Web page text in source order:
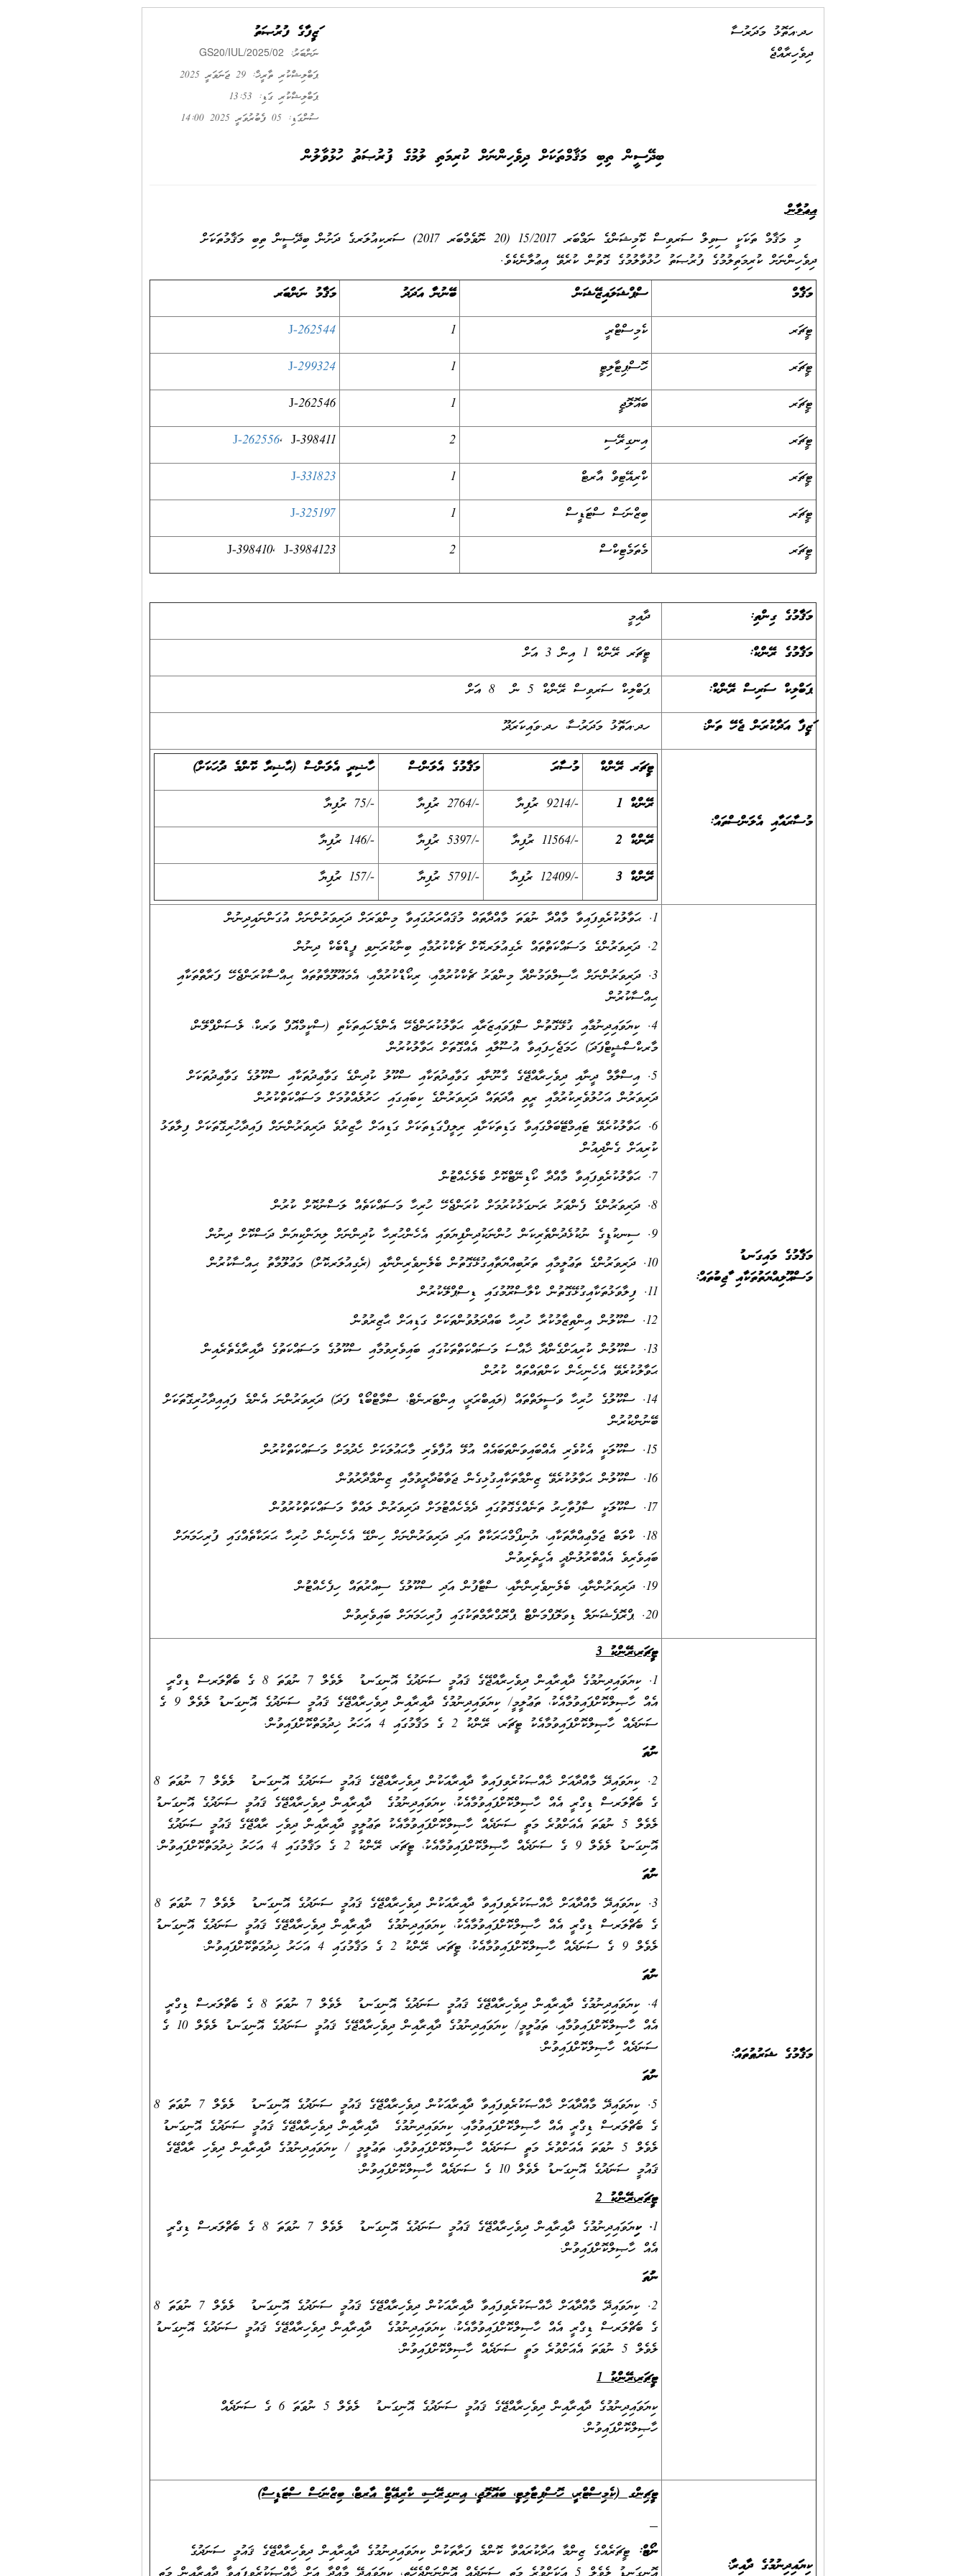
ވަޒީފާގެ ފުރުޞަތު
ނަންބަރު: GS20/IUL/2025/02
ޕަބްލިޝްކުރި ތާރީޚް: 29 ޖަނަވަރީ 2025
ޕަބްލިޝްކުރި ގަޑި: 13:53
ސުންގަޑި: 05 ފެބުރުވަރީ 2025 14:00
ހދ.އަތޮޅު މަދަރުސާ
ދިވެހިރާއްޖެ
ބިދޭސީން ތިބި މަޤާމްތަކަށް ދިވެހިންނަށް ކުރިމަތި ލުމުގެ ފުރުޞަތު ހުޅުވާލުން
އިޢުލާން
މި މަޤާމް ތަކަކީ ސިވިލް ސަރވިސް ކޮމިޝަންގެ ނަމްބަރ 15/2017 (20 ނޮވެމްބަރ 2017) ސަރކިއުލަރގެ ދަށުން ބިދޭސީން ތިބި މަޤާމުތަކަށް
ދިވެހިންނަށް ކުރިމަތިލުމުގެ ފުރުޞަތު ހުޅުވާލުމުގެ ގޮތުން ކުރެވޭ އިޢުލާނެކެވެ.
މަޤާމް
ސްޕްޝަލައިޒޭޝަން ބޭނުންވާ އަދަދު
މަޤާމު ނަންބަރ
ޓީޗަރ
ކެމިސްޓްރީ 1
J-262544
ޓީޗަރ
ހޮސްޕިޓާލިޓީ 1
J-299324
ޓީޗަރ
ބައޮލޮޖީ 1
J-262546
ޓީޗަރ
އިނގިރޭސި 2
J-262556, J-398411
ޓީޗަރ
ކްރިއޭޓިވް އާރޓް 1
J-331823
ޓީޗަރ
ބިޒްނަސް ސްޓަޑީސް 1
J-325197
ޓީޗަރ
މެތަމެޓިކްސް 2
J-398410, J-3984123
މަޤާމުގެ ގިންތި:
ދާއިމީ
މަޤާމުގެ ރޭންކް:
ޓީޗަރ ރޭންކް 1 އިން 3 އަށް
ޕަބްލިކް ސަރވިސް ރޭންކް:
ޕަބްލިކް ސަރވިސް ރޭންކް 5 ން 8 އަށް
ވަޒީފާ އަދާކުރަން ޖެހޭ ތަން:
ހދ.އަތޮޅު މަދަރުސާ، ހދ.ވައިކަރަދޫ
މުސާރައާއި އެލަވަންސްތައް:
ޓީޗަރ ރޭންކް މުސާރަ މަޤާމުގެ އެލަވަންސް
ހާޟިރީ އެލަވަންސް (ޙާޟިރުވާ ކޮންމެ ދުވަހަކަށް)
ރޭންކް 1
-/9214 ރުފިޔާ -/2764 ރުފިޔާ
-/75 ރުފިޔާ
ރޭންކް 2
-/11564 ރުފިޔާ -/5397 ރުފިޔާ
-/146 ރުފިޔާ
ރޭންކް 3
-/12409 ރުފިޔާ -/5791 ރުފިޔާ -/157 ރުފިޔާ
މަޤާމުގެ މައިގަނޑު
މަސްއޫލިއްޔަތުތަކާއި ވާޖިބުތައް:
1. ޙަވާލުކުރެވިފައިވާ މާއްދާ ނުވަތަ މާއްދާތައް މުޤައްރަރުގައިވާ މިންވަރަށް ދަރިވަރުންނަށް އުގަންނައިދިނުން
2. ދަރިވަރުންގެ މަސައްކަތްތައް ރެގިއުލަރކޮށް ޗެކްކުރުމާއި ބިނާކުރަނިވި ފީޑްބެކް ދިނުން
3. ދަރިވަރުންނަށް ޙާސިލްވަމުންދާ މިންވަރު ޗެކްކުރުމާއި، ރިކޯޑްކުރުމާއި، އެމައޫލޫމާތުތައް ޙިއްސާކުރަންޖެހޭ ފަރާތްތަކާއި
ޙިއްސާކުރުން
4. ކިޔަވައިދިނުމާއި ގުޅޭގޮތުން ސްޕަވައިޒަރާއި ޙަވާލުކުރަންޖެހޭ އެންމެހައިތަކެތި (ސްކީމްއޮފް ވަރކް، ލެސަންޕްލޭން،
މާރކްސްޝީޓްފަދަ) ހަމަޖެހިފައިވާ އުސޫލާއި އެއްގޮތަށް ޙަވާލުކުރުން
5. އިސްލާމް ދީނާއި ދިވެހިރާއްޖޭގެ ގާނޫނާއި ގަވާޢިދުތަކާއި ސްކޫލު ކުދިންގެ ގަވާޢިދުތަކާއި ސްކޫލުގެ ގަވާޢިދުތަކަށް
ދަރިވަރުން އަހުލުވެރިކުރުމާއި ރީތި އާދަތައް ދަރިވަރުންގެ ކިބައިގައި ހަރުލެއްވުމަށް މަސައްކަތްކުރުން
6. ޙަވާލުކުރެވޭ ޓައިމްޓޭބަލްގައިވާ ގަޑިތަކަށާއި ރިލީފްގަޑިތަކަށް ގަޑިއަށް ހާޒިރުވެ ދަރިވަރުންނަށް ފައިދާހުރިގޮތަކަށް ފިލާވަޅު
ކުރިއަށް ގެންދިއުން
7. ޙަވާލުކުރެވިފައިވާ މާއްދާ ކޯޑިނޭޓްކޮށް ބެލެހެއްޓުން
8. ދަރިވަރުންގެ ފެންވަރު ރަނގަޅުކުރުމަށް ކުރަންޖެހޭ ހުރިހާ މަސައްކަތެއް ލަސްނުކޮށް ކުރުން
9. ސިނކުޑީގެ ނުކުޅެދުންތެރިކަން ހުންނަކުދިންފިޔަވައި އެހެންހުރިހާ ކުދިންނަށް ލިޔަންކިޔަން ދަސްކޮށް ދިނުން
10. ދަރިވަރުންގެ ތަޢުލީމާއި ތަރުބިއްޔަތާއިގުޅޭގޮތުން ބެލެނިވެރިންނާއި (ރެގިއުލަރކޮށް) މަޢުލޫމާތު ޙިއްސާކުރުން
11. ފިލާވަޅުތަކާއިގުޅޭގޮތުން ކްލާސްރޫމުގައި ޑިސްޕްލޭކުރުން
12. ސްކޫލުން އިންތިޒާމުކުރާ ހުރިހާ ބައްދަލުވުންތަކަށް ގަޑިއަށް ޙާޒިރުވުން
13. ސްކޫލުން ކުރިއަށްގެންދާ ޚާއްސަ މަސައްކަތްތަކުގައި ބައިވެރިވުމާއި ސްކޫލުގެ މަސައްކަތުގެ ދާއިރާގެތެރެއިން
ޙަވާލުކުރެވޭ އެހެނިހެން ކަންތައްތައް ކުރުން
14. ސްކޫލުގެ ހުރިހާ ވަސީލަތްތައް (ލައިބްރަރީ، އިންޓަރނެޓް، ސްމާޓްބޯޑް ފަދަ) ދަރިވަރުންނަ އެންމެ ފައިއިދާހުރިގޮތަކަށް
ބޭނުންކުރުން
15. ސްކޫލަކީ އެކުވެރި އެއްބައިވަންތަބައެއް އުޅޭ އުފާވެރި މާޙައުލަކަށް ހެދުމަށް މަސައްކަތްކުރުން
16. ސްކޫލުން ޙަވާލުކުރެވޭ ޒިންމާތަކާއިގުޅިގެން ޖަވާބުދާރީވުމާއި ޒިންމާދާރުވުން
17. ސްކޫލަކީ ސާފުތާހިރު ތަނެއްގެގޮތުގައި ދެމެހެއްޓުމަށް ދަރިވަރުން ލައްވާ މަސައްކަތްކުރުވުން
18. ކްލަބް ޖަމްޢިއްޔާތަކާއި، ޔުނިފޯމްޙަރަކާތް އަދި ދަރިވަރުންނަށް ހިންގޭ އެހެނިހެން ހުރިހާ ޙަރަކާތެއްގައި ފުރިހަމަޔަށް
ބައިވެރިވެ އެއްބާރުލުންދީ އެހީތެރިވުން
19. ދަރިވަރުންނާއި، ބެލެނިވެރިންނާއި، ސްޓާފުން އަދި ސްކޫލުގެ ސިއްރުތައް ހިފެހެއްޓުން
20. ޕްރޮފެޝަނަލް ޑިވަލޮޕްމަންޓް ޕްރޮގްރާމްތަކުގައި ފުރިހަމަޔަށް ބައިވެރިވުން
މަޤާމުގެ ޝަރުޠުތައް:
ޓީޗަރ،ރޭންކު 3
1. ކިޔަވައިދިނުމުގެ ދާއިރާއިން ދިވެހިރާއްޖޭގެ ޤައުމީ ސަނަދުގެ އޮނިގަނޑު ލެވެލް 7 ނުވަތަ 8 ގެ ބެޗްލަރސް ޑިގްރީ
އެއް ހާޞިލްކޮށްފައިވުމާއެކު، ތަޢުލީމީ/ ކިޔަވައިދިނުމުގެ ދާއިރާއިން ދިވެހިރާއްޖޭގެ ޤައުމީ ސަނަދުގެ އޮނިގަނޑު ލެވެލް 9 ގެ
ސަނަދެއް ހާޞިލްކޮށްފައިވުމާއެކު ޓީޗަރ، ރޭންކު 2 ގެ މަޤާމުގައި 4 އަހަރު ޚިދުމަތްކޮށްފައިވުން.
ނުވަތަ
2. ކިޔަވައިދޭ މާއްދާއަށް ޚާއްޞަކުރެވިފައިވާ ދާއިރާއަކުން ދިވެހިރާއްޖޭގެ ޤައުމީ ސަނަދުގެ އޮނިގަނޑު ލެވެލް 7 ނުވަތަ 8
ގެ ބެޗްލަރސް ޑިގްރީ އެއް ހާޞިލްކޮށްފައިވުމާއެކު، ކިޔަވައިދިނުމުގެ ދާއިރާއިން ދިވެހިރާއްޖޭގެ ޤައުމީ ސަނަދުގެ އޮނިގަނޑު
ލެވެލް 5 ނުވަތަ އެއަށްވުރެ މަތީ ސަނަދެއް ހާޞިލްކޮށްފައިވުމާއެކު ތަޢުލީމީ ދާއިރާއިން ދިވެހި ރާއްޖޭގެ ޤައުމީ ސަނަދުގެ
އޮނިގަނޑު ލެވެލް 9 ގެ ސަނަދެއް ހާޞިލްކޮށްފައިވުމާއެކު، ޓީޗަރ، ރޭންކު 2 ގެ މަޤާމުގައި 4 އަހަރު ޚިދުމަތްކޮށްފައިވުން.
ނުވަތަ
3. ކިޔަވައިދޭ މާއްދާއަށް ޚާއްޞަކުރެވިފައިވާ ދާއިރާއަކުން ދިވެހިރާއްޖޭގެ ޤައުމީ ސަނަދުގެ އޮނިގަނޑު ލެވެލް 7 ނުވަތަ 8
ގެ ބެޗްލަރސް ޑިގްރީ އެއް ހާޞިލްކޮށްފައިވުމާއެކު، ކިޔަވައިދިނުމުގެ ދާއިރާއިން ދިވެހިރާއްޖޭގެ ޤައުމީ ސަނަދުގެ އޮނިގަނޑު
ލެވެލް 9 ގެ ސަނަދެއް ހާޞިލްކޮށްފައިވުމާއެކު، ޓީޗަރ، ރޭންކު 2 ގެ މަޤާމުގައި 4 އަހަރު ޚިދުމަތްކޮށްފައިވުން.
ނުވަތަ
4. ކިޔަވައިދިނުމުގެ ދާއިރާއިން ދިވެހިރާއްޖޭގެ ޤައުމީ ސަނަދުގެ އޮނިގަނޑު ލެވެލް 7 ނުވަތަ 8 ގެ ބެޗްލަރސް ޑިގްރީ
އެއް ހާޞިލްކޮށްފައިވުމާއި، ތަޢުލީމީ/ ކިޔަވައިދިނުމުގެ ދާއިރާއިން ދިވެހިރާއްޖޭގެ ޤައުމީ ސަނަދުގެ އޮނިގަނޑު ލެވެލް 10 ގެ
ސަނަދެއް ހާޞިލްކޮށްފައިވުން.
ނުވަތަ
5. ކިޔަވައިދޭ މާއްދާއަށް ޚާއްޞަކުރެވިފައިވާ ދާއިރާއަކުން ދިވެހިރާއްޖޭގެ ޤައުމީ ސަނަދުގެ އޮނިގަނޑު ލެވެލް 7 ނުވަތަ 8
ގެ ބެޗްލަރސް ޑިގްރީ އެއް ހާޞިލްކޮށްފައިވުމާއި، ކިޔަވައިދިނުމުގެ ދާއިރާއިން ދިވެހިރާއްޖޭގެ ޤައުމީ ސަނަދުގެ އޮނިގަނޑު
ލެވެލް 5 ނުވަތަ އެއަށްވުރެ މަތީ ސަނަދެއް ހާޞިލްކޮށްފައިވުމާއި، ތަޢުލީމީ / ކިޔަވައިދިނުމުގެ ދާއިރާއިން ދިވެހި ރާއްޖޭގެ
ޤައުމީ ސަނަދުގެ އޮނިގަނޑު ލެވެލް 10 ގެ ސަނަދެއް ހާޞިލްކޮށްފައިވުން.
ޓީޗަރ،ރޭންކު 2
1. ކި
ޔަވައިދިނުމުގެ ދާއިރާއިން ދިވެހިރާއްޖޭގެ ޤައުމީ ސަނަދުގެ އޮނިގަނޑު ލެވެލް 7 ނުވަތަ 8 ގެ ބެޗްލަރސް ޑިގްރީ
އެއް ހާޞިލްކޮށްފައިވުން.
ނުވަތަ
2. ކިޔަވައިދޭ މާއްދާއަށް ޚާއްޞަކުރެވިފައިވާ ދާއިރާއަކުން ދިވެހިރާއްޖޭގެ ޤައުމީ ސަނަދުގެ އޮނިގަނޑު ލެވެލް 7 ނުވަތަ 8
ގެ ބެޗްލަރސް ޑިގްރީ އެއް ހާޞިލްކޮށްފައިވުމާއެކު، ކިޔަވައިދިނުމުގެ ދާއިރާއިން ދިވެހިރާއްޖޭގެ ޤައުމީ ސަނަދުގެ އޮނިގަނޑު
ލެވެލް 5 ނުވަތަ އެއަށްވުރެ މަތީ ސަނަދެއް ހާޞިލްކޮށްފައިވުން.
ޓީޗަރ،ރޭންކު 1
ކިޔަވައިދިނުމުގެ ދާއިރާއިން ދިވެހިރާއްޖޭގެ ޤައުމީ ސަނަދުގެ އޮނިގަނޑު ލެވެލް 5 ނުވަތަ 6 ގެ ސަނަދެއް
ހާޞިލްކޮށްފައިވުން.
ކިޔަވައިދިނުމުގެ ދާއިރާ:
ޓީޗިންގ (ކެމިސްޓްރީ، ހޮސްޕިޓާލިޓީ، ބައޮލޮޖީ، އިނގިރޭސި، ކްރިއޭޓިވް އާރޓް، ބިޒްނަސް ސްޓަޑީސް)
ނޯޓް: ޓީޗަރެއްގެ ޒިންމާ އަދާކުރައްވާ ކޮންމެ ފަރާތަކުން ކިޔަވައިދިނުމުގެ ދާއިރާއިން ދިވެހިރާއްޖޭގެ ޤައުމީ ސަނަދުގެ